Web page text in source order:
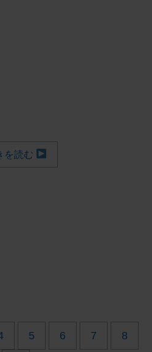
を読む
5 6 7 8